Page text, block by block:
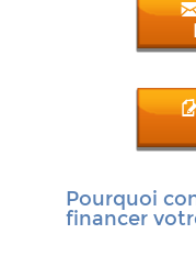
Pourquoi
financer